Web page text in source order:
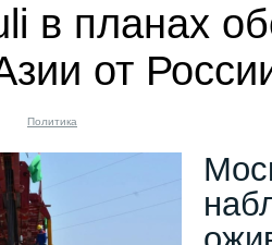
в планах
от
Политика